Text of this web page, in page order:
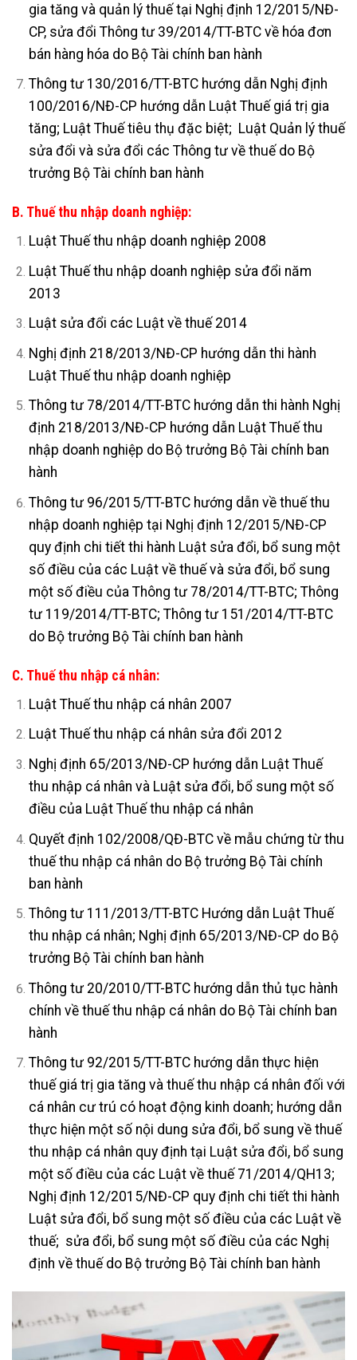
gia tăng và quản lý thuế tại Nghị định 12/2015/NĐ-
CP, sửa đổi Thông tư 39/2014/TT-BTC về hóa đơn
bán hàng hóa do Bộ Tài chính ban hành
Thông tư 130/2016/TT-BTC hướng dẫn Nghị định
100/2016/NĐ-CP hướng dẫn Luật Thuế giá trị gia
tăng; Luật Thuế tiêu thụ đặc biệt; Luật Quản lý thuế
sửa đổi và sửa đổi các Thông tư về thuế do Bộ
trưởng Bộ Tài chính ban hành
B. Thuế thu nhập doanh nghiệp:
Luật Thuế thu nhập doanh nghiệp 2008
Luật Thuế thu nhập doanh nghiệp sửa đổi năm
2013
Luật sửa đổi các Luật về thuế 2014
Nghị định 218/2013/NĐ-CP hướng dẫn thi hành
Luật Thuế thu nhập doanh nghiệp
Thông tư 78/2014/TT-BTC hướng dẫn thi hành Nghị
định 218/2013/NĐ-CP hướng dẫn Luật Thuế thu
nhập doanh nghiệp do Bộ trưởng Bộ Tài chính ban
hành
Thông tư 96/2015/TT-BTC hướng dẫn về thuế thu
nhập doanh nghiệp tại Nghị định 12/2015/NĐ-CP
quy định chi tiết thi hành Luật sửa đổi, bổ sung một
số điều của các Luật về thuế và sửa đổi, bổ sung
một số điều của Thông tư 78/2014/TT-BTC; Thông
tư 119/2014/TT-BTC; Thông tư 151/2014/TT-BTC
do Bộ trưởng Bộ Tài chính ban hành
C. Thuế thu nhập cá nhân:
Luật Thuế thu nhập cá nhân 2007
Luật Thuế thu nhập cá nhân sửa đổi 2012
Nghị định 65/2013/NĐ-CP hướng dẫn Luật Thuế
thu nhập cá nhân và Luật sửa đổi, bổ sung một số
điều của Luật Thuế thu nhập cá nhân
Quyết định 102/2008/QĐ-BTC về mẫu chứng từ thu
thuế thu nhập cá nhân do Bộ trưởng Bộ Tài chính
ban hành
Thông tư 111/2013/TT-BTC Hướng dẫn Luật Thuế
thu nhập cá nhân; Nghị định 65/2013/NĐ-CP do Bộ
trưởng Bộ Tài chính ban hành
Thông tư 20/2010/TT-BTC hướng dẫn thủ tục hành
chính về thuế thu nhập cá nhân do Bộ Tài chính ban
hành
Thông tư 92/2015/TT-BTC hướng dẫn thực hiện
thuế giá trị gia tăng và thuế thu nhập cá nhân đối với
cá nhân cư trú có hoạt động kinh doanh; hướng dẫn
thực hiện một số nội dung sửa đổi, bổ sung về thuế
thu nhập cá nhân quy định tại Luật sửa đổi, bổ sung
một số điều của các Luật về thuế 71/2014/QH13;
Nghị định 12/2015/NĐ-CP quy định chi tiết thi hành
Luật sửa đổi, bổ sung một số điều của các Luật về
thuế; sửa đổi, bổ sung một số điều của các Nghị
định về thuế do Bộ trưởng Bộ Tài chính ban hành